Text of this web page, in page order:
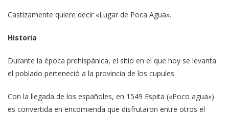
Castizamente quiere decir «Lugar de Poca Agua».
Historia
Durante la época prehispánica, el sitio en el que hoy se levanta
el poblado perteneció a la provincia de los cupules.
Con la llegada de los españoles, en 1549 Espita («Poco agua»)
es convertida en encomienda que disfrutaron entre otros el